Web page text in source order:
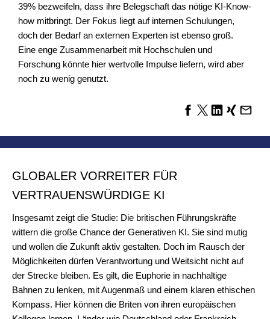
39% bezweifeln, dass ihre Belegschaft das nötige KI-Know-
how mitbringt. Der Fokus liegt auf internen Schulungen,
doch der Bedarf an externen Experten ist ebenso groß.
Eine enge Zusammenarbeit mit Hochschulen und
Forschung könnte hier wertvolle Impulse liefern, wird aber
noch zu wenig genutzt.
GLOBALER VORREITER FÜR
VERTRAUENSWÜRDIGE KI
Insgesamt zeigt die Studie: Die britischen Führungskräfte
wittern die große Chance der Generativen KI. Sie sind mutig
und wollen die Zukunft aktiv gestalten. Doch im Rausch der
Möglichkeiten dürfen Verantwortung und Weitsicht nicht auf
der Strecke bleiben. Es gilt, die Euphorie in nachhaltige
Bahnen zu lenken, mit Augenmaß und einem klaren ethischen
Kompass. Hier können die Briten von ihren europäischen